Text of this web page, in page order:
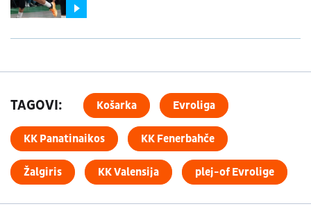
TAGOVI: Košarka Evroliga
KK Panatinaikos KK Fenerbahče
Žalgiris KK Valensija plej-of Evrolige